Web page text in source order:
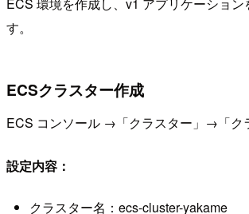
ECS 環境を作成し、v1 アプリケーション
す。
ECSクラスター作成
ECS コンソール →「クラスター」→「ク
設定内容：
クラスター名：ecs-cluster-yakame